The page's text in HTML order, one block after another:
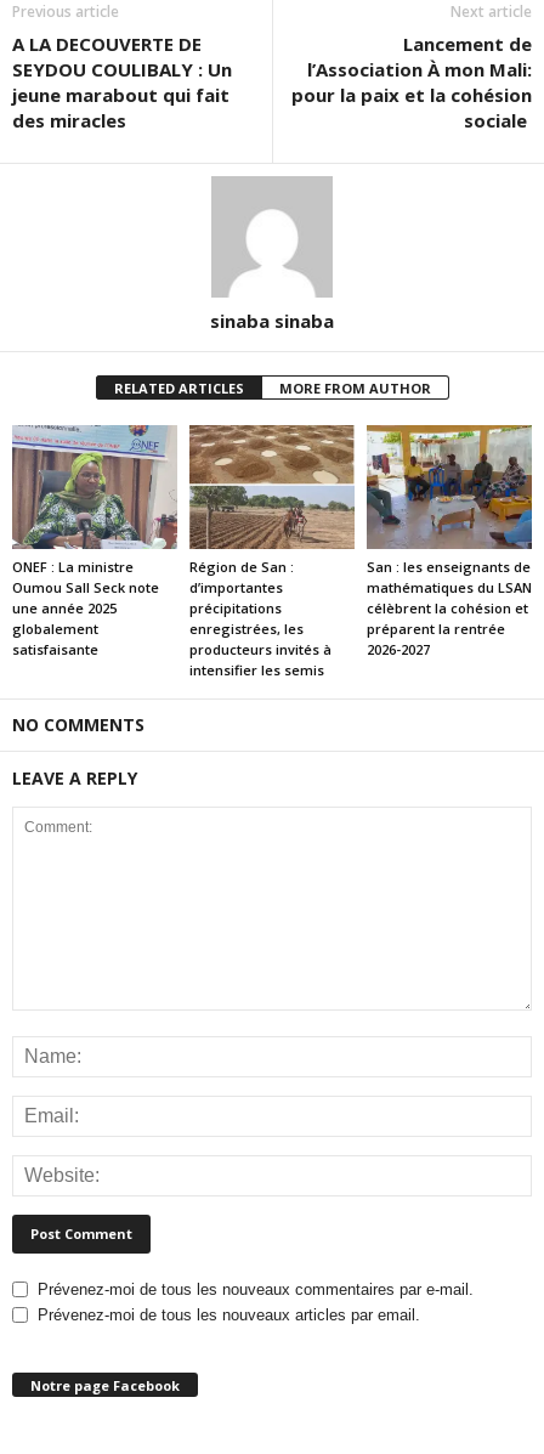
Previous article
A LA DECOUVERTE DE
SEYDOU COULIBALY : Un
jeune marabout qui fait
des miracles
Next article
Lancement de
l’Association À mon Mali:
pour la paix et la cohésion
sociale
sinaba sinaba
RELATED ARTICLES MORE FROM AUTHOR
ONEF : La ministre
Oumou Sall Seck note
une année 2025
globalement
satisfaisante
Région de San :
d’importantes
précipitations
enregistrées, les
producteurs invités à
intensifier les semis
San : les enseignants de
mathématiques du LSAN
célèbrent la cohésion et
préparent la rentrée
2026-2027
NO COMMENTS
LEAVE A REPLY
Prévenez-moi de tous les nouveaux commentaires par e-mail.
Prévenez-moi de tous les nouveaux articles par email.
Notre page Facebook